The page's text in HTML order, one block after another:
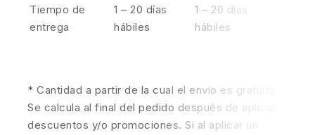
Tiempo de
entrega
1 – 20 días
hábiles
1 – 20 días
hábiles
* Cantidad a partir de la cual el envío es gratuito.
Se calcula al final del pedido después de aplicar
descuentos y/o promociones. Si al aplicar un